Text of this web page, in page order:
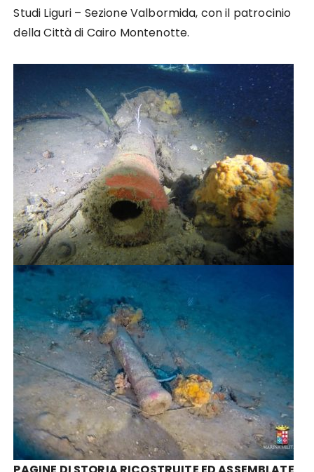
Studi Liguri – Sezione Valbormida, con il patrocinio
della Città di Cairo Montenotte.